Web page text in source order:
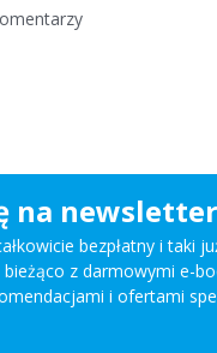
na newsletter
bezpłatny i taki
bieżąco z darmowymi e-
i ofertami